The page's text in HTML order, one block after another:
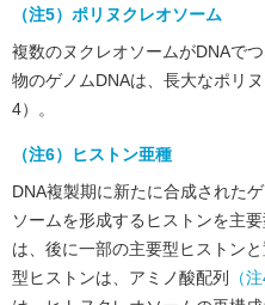
（注5）ポリヌクレオソーム
複数のヌクレオソームがDNAで
物のゲノムDNAは、長大なポリ
4）。
（注6）ヒストン亜種
DNA複製期に新たに合成された
ソームを形成するヒストンを主
は、後に一部の主要型ヒストン
型ヒストンは、アミノ酸配列
（注